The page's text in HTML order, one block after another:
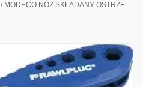
/ MODECO NÓŻ SKŁADANY OSTRZE